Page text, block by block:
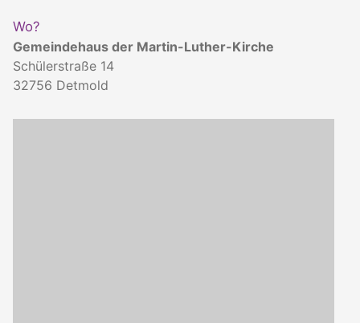
Wo?
Gemeindehaus der Martin-Luther-Kirche
Schülerstraße 14
32756 Detmold